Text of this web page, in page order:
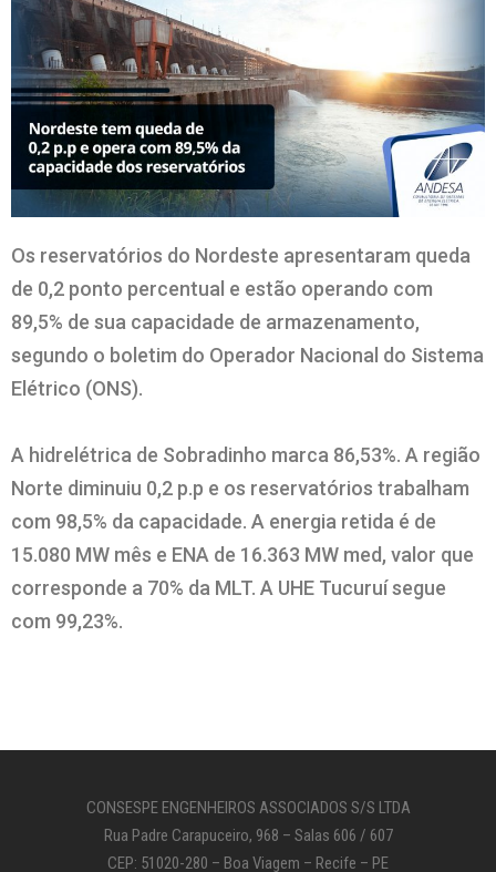
Os reservatórios do Nordeste apresentaram queda
de 0,2 ponto percentual e estão operando com
89,5% de sua capacidade de armazenamento,
segundo o boletim do Operador Nacional do Sistema
Elétrico (ONS).
A hidrelétrica de Sobradinho marca 86,53%. A região
Norte diminuiu 0,2 p.p e os reservatórios trabalham
com 98,5% da capacidade. A energia retida é de
15.080 MW mês e ENA de 16.363 MW med, valor que
corresponde a 70% da MLT. A UHE Tucuruí segue
com 99,23%.
CONSESPE ENGENHEIROS ASSOCIADOS S/S LTDA
Rua Padre Carapuceiro, 968 – Salas 606 / 607
CEP: 51020-280 – Boa Viagem – Recife – PE